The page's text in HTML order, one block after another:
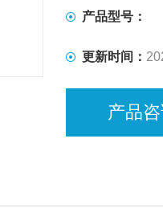
产品型号：
更新时间：
产品